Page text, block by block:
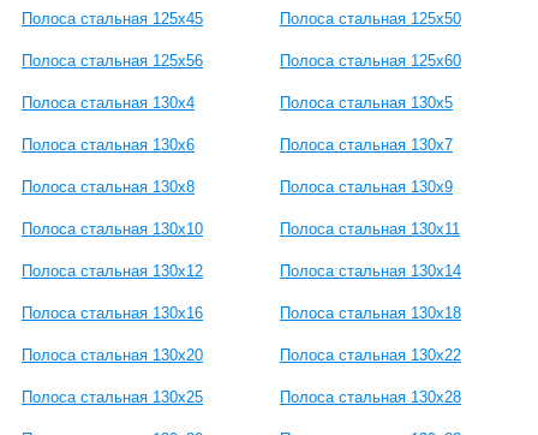
Полоса стальная 125x45 Полоса стальная 125x50
Полоса стальная 125x56 Полоса стальная 125x60
Полоса стальная 130x4 Полоса стальная 130x5
Полоса стальная 130x6 Полоса стальная 130x7
Полоса стальная 130x8 Полоса стальная 130x9
Полоса стальная 130x10 Полоса стальная 130x11
Полоса стальная 130x12 Полоса стальная 130x14
Полоса стальная 130x16 Полоса стальная 130x18
Полоса стальная 130x20 Полоса стальная 130x22
Полоса стальная 130x25 Полоса стальная 130x28